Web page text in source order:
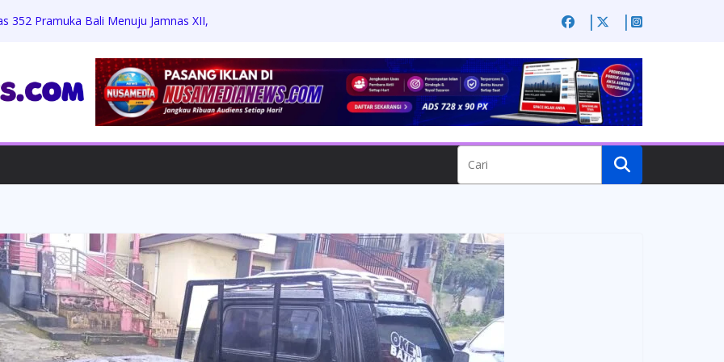
352 Pramuka Bali Menuju Jamnas XII,
Beasiswa Penuh
Berkah, Bagikan Sembako dan
Warga
Harus Hadapi Proses Hukum,
Konfirmasi, Proyek Revitalisasi
Diminta Turun Tangan